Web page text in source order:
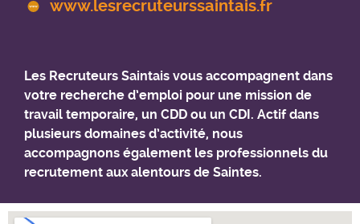
www.lesrecruteurssaintais.fr
Les Recruteurs Saintais vous accompagnent dans
votre recherche d’emploi pour une mission de
travail temporaire, un CDD ou un CDI. Actif dans
plusieurs domaines d’activité, nous
accompagnons également les professionnels du
recrutement aux alentours de Saintes.